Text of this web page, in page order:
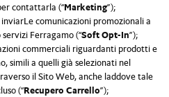
contattarla (“Marketing”);
comunicazioni promozionali a
Ferragamo (“Soft Opt-In”);
commerciali riguardanti prodotti e
simili a quelli già selezionati nel
il Sito Web, anche laddove tale
(“Recupero Carrello”);